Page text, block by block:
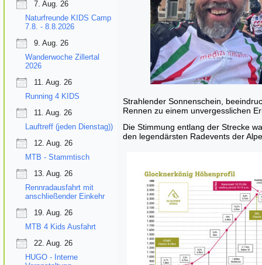
7. Aug. 26
Naturfreunde KIDS Camp
7.8. - 8.8.2026
9. Aug. 26
Wanderwoche Zillertal
2026
11. Aug. 26
Running 4 KIDS
11. Aug. 26
Lauftreff (jeden Dienstag))
12. Aug. 26
MTB - Stammtisch
13. Aug. 26
Rennradausfahrt mit
anschließender Einkehr
19. Aug. 26
MTB 4 Kids Ausfahrt
22. Aug. 26
HUGO - Interne
Strahlender Sonnenschein,
Rennen zu einem unvergesslichen
Die Stimmung entlang der Strecke
den legendärsten Radevents der